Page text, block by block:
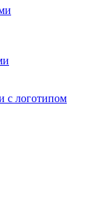
с логотипом